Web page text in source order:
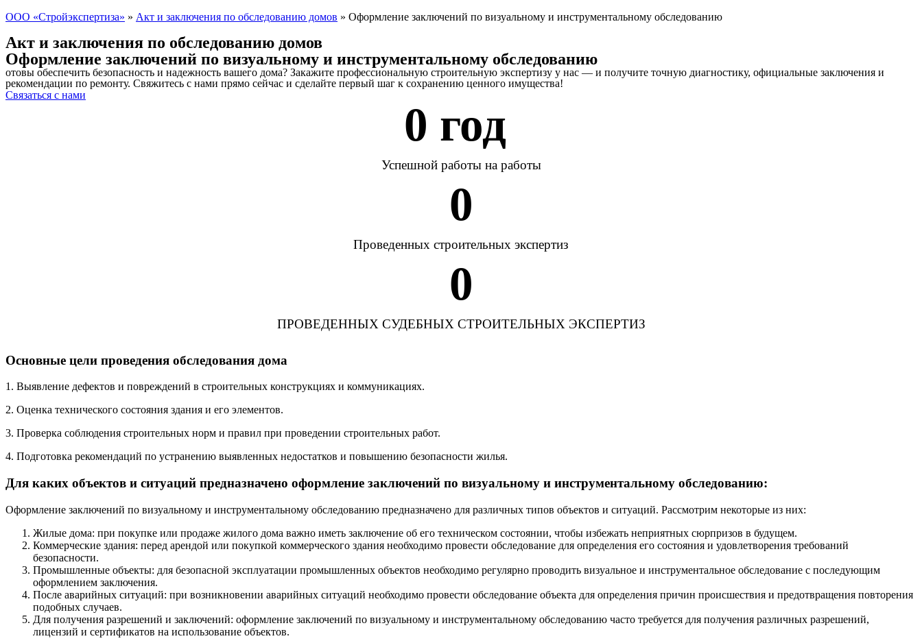
ООО «Стройэкспертиза» » Акт и заключения по обследованию домов » Оформление заключений по визуальному и инструментальному обследованию
Акт и заключения по обследованию домов
Оформление заключений по визуальному и инструментальному обследованию
отовы обеспечить безопасность и надежность вашего дома? Закажите профессиональную строительную экспертизу у нас — и получите точную диагностику, официальные заключения и
рекомендации по ремонту. Свяжитесь с нами прямо сейчас и сделайте первый шаг к сохранению ценного имущества!
Связаться с нами
0 год
Успешной работы на работы
0
Проведенных строительных экспертиз
0
ПРОВЕДЕННЫХ СУДЕБНЫХ СТРОИТЕЛЬНЫХ ЭКСПЕРТИЗ
Основные цели проведения обследования дома
1. Выявление дефектов и повреждений в строительных конструкциях и коммуникациях.
2. Оценка технического состояния здания и его элементов.
3. Проверка соблюдения строительных норм и правил при проведении строительных работ.
4. Подготовка рекомендаций по устранению выявленных недостатков и повышению безопасности жилья.
Для каких объектов и ситуаций предназначено оформление заключений по визуальному и инструментальному обследованию:
Оформление заключений по визуальному и инструментальному обследованию предназначено для различных типов объектов и ситуаций. Рассмотрим некоторые из них:
Жилые дома: при покупке или продаже жилого дома важно иметь заключение об его техническом состоянии, чтобы избежать неприятных сюрпризов в будущем.
Коммерческие здания: перед арендой или покупкой коммерческого здания необходимо провести обследование для определения его состояния и удовлетворения требований
безопасности.
Промышленные объекты: для безопасной эксплуатации промышленных объектов необходимо регулярно проводить визуальное и инструментальное обследование с последующим
оформлением заключения.
После аварийных ситуаций: при возникновении аварийных ситуаций необходимо провести обследование объекта для определения причин происшествия и предотвращения повторения
подобных случаев.
Для получения разрешений и заключений: оформление заключений по визуальному и инструментальному обследованию часто требуется для получения различных разрешений,
лицензий и сертификатов на использование объектов.